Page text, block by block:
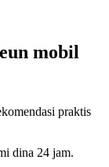
mobil
praktis
dina 24 jam.